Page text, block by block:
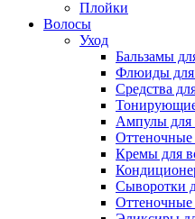
Плойки
Волосы
Уход
Бальзамы
Флюиды для
Средства
Ампулы для
Кремы для
Сыворотки
Оттеночные